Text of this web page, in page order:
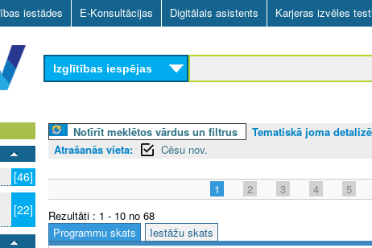
Skip
to
main
content
iestādes E-Konsultācijas Digitālais asistents Karjeras izvēles
Izglītības iespējas
[46]
[22]
Notīrīt meklētos vārdus un filtrus Tematiskā joma
Atrašanās vieta:
Cēsu nov.
1 2 3 4 5
Rezultāti : 1 - 10 no 68
Programmu skats
Iestāžu skats